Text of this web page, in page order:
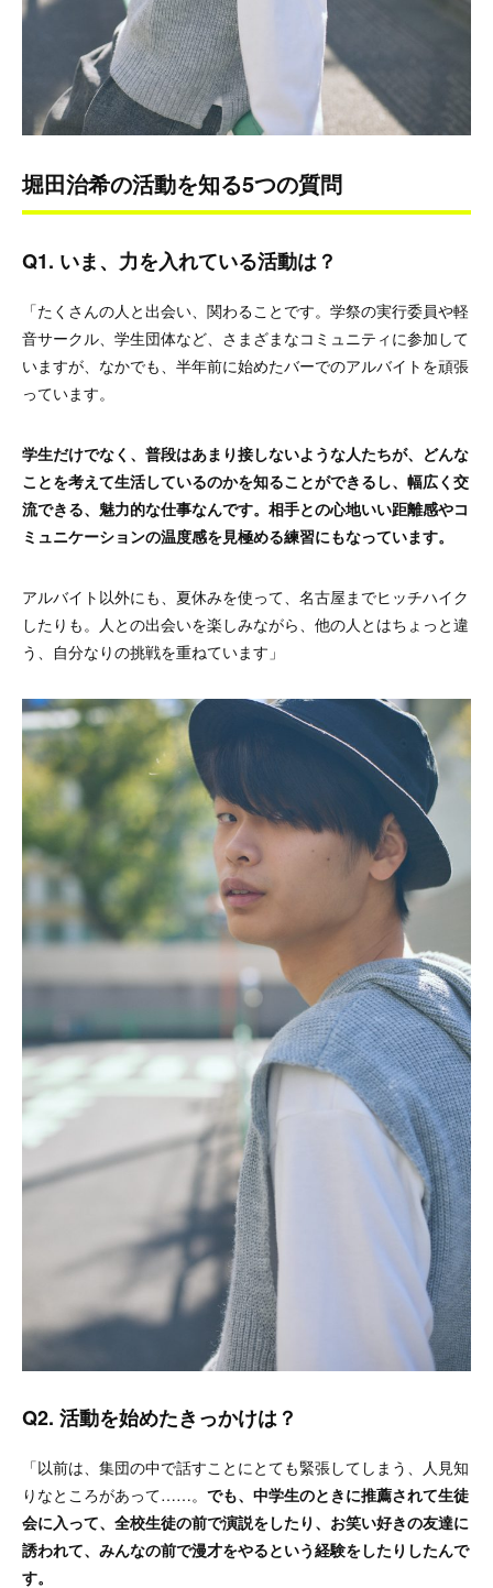
堀田治希の活動を知る5つの質問
Q1. いま、力を入れている活動は？
「たくさんの人と出会い、関わることです。学祭の実行委員や軽
音サークル、学生団体など、さまざまなコミュニティに参加して
いますが、なかでも、半年前に始めたバーでのアルバイトを頑張
っています。
学生だけでなく、普段はあまり接しないような人たちが、どんな
ことを考えて生活しているのかを知ることができるし、幅広く交
流できる、魅力的な仕事なんです。相手との心地いい距離感やコ
ミュニケーションの温度感を見極める練習にもなっています。
アルバイト以外にも、夏休みを使って、名古屋までヒッチハイク
したりも。人との出会いを楽しみながら、他の人とはちょっと違
う、自分なりの挑戦を重ねています」
Q2. 活動を始めたきっかけは？
「以前は、集団の中で話すことにとても緊張してしまう、人見知
りなところがあって……。 でも、中学生のときに推薦されて生徒
会に入って、全校生徒の前で演説をしたり、お笑い好きの友達に
誘われて、みんなの前で漫才をやるという経験をしたりしたんで
す。